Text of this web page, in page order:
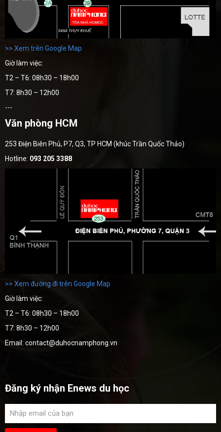
>> Xem trên Google Map
Giờ làm việc:
T2 – T6: 08h30 – 18h00
T7: 8h30 – 12h00
---
Văn phòng HCM
253 Điện Biên Phủ, P7, Q3, TP HCM (khúc Trần Quốc Thảo)
Hotline: 093 205 3388
>> Xem đường đi trên Google Map
Giờ làm việc:
T2 – T6: 08h30 – 18h00
T7: 8h30 – 12h00
Email: contact@duhocnamphong.vn
Đăng ký nhận Enews du học